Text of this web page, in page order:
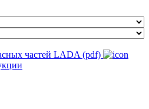
частей LADA (pdf)